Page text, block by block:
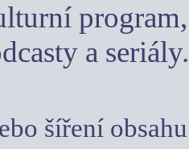
a seriály.
šíření